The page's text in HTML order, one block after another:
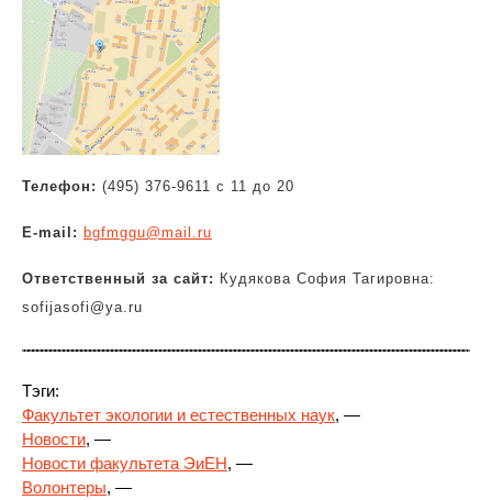
Телефон: (495) 376-9611 с 11 до 20
E-mail: bgfmggu@mail.ru
Ответственный за сайт: Кудякова София Тагировна:
sofijasofi@ya.ru
Тэги:
Факультет экологии и естественных наук, —
Новости, —
Новости факультета ЭиЕН, —
Волонтеры, —